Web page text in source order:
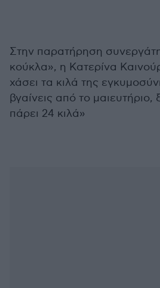
Στην παρατήρηση συνεργάτη
κούκλα», η Κατερίνα
χάσει τα κιλά της
βγαίνεις από το μαιευτήριο,
πάρει 24 κιλά»